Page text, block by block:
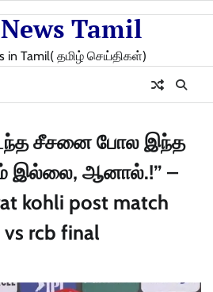
Tamil
in Tamil( தமிழ் செய்திகள்)
சீசனை போல இந்த
இல்லை, ஆனால்.!” –
kohli post match
rcb final